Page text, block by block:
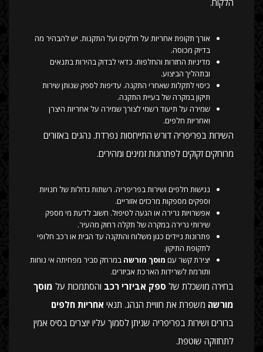
הלקוח.
אורך תקופת אחריות על חלקים ועל התקנות. יש להבהיר מה
בדיוק מכוסה.
מדיניות החזרות והחלפות. כדאי לבדוק בהירות בתנאים
ובתהליך הביצוע.
כיסוי לתקלות שאחרי התקנה. עדיפות לספק שנותן שירות
תיקון במקרה של בעיית התקנה.
שמירה על תיעוד רשמי לצורך שמירה על אחריות היצרן
ואחריות חלפים.
השירות בפריפריה דורש התייחסות נפרדת. נהגים באזורים
מרוחקים זקוקים לפתרונות זמינים ומהירים.
נגישות חלפים ושירות בפריפריה. רשתות גדולות של חנויות
וספקים מספקות מרכזים אזוריים.
אפשרויות גרירה או הגעה לטיפול. חשוב לדעת מי מספק
שירותי גרירה במקרה של תקלה רחוק מהעיר.
פתרונות ניידים כגון משלוח והתקנה עד הבית או רכב חלופי
לתקופת התיקון.
יצירת קשר עם מוסך מורשה במרחק סביר מפחיתה אי נוחות
ותורמת לשרידות הארכת אביזרים.
בחירה מושכלת של ספק אביזרי רכב והסתמכות על מוסך
מורשה משפרת את חוויית הנהג. תנאי אחריות חלפים
ברורים ושירות בפריפריה שניתן לסמוך עליו יוצרים בסיס אמין
לתחזוקה שוטפת.